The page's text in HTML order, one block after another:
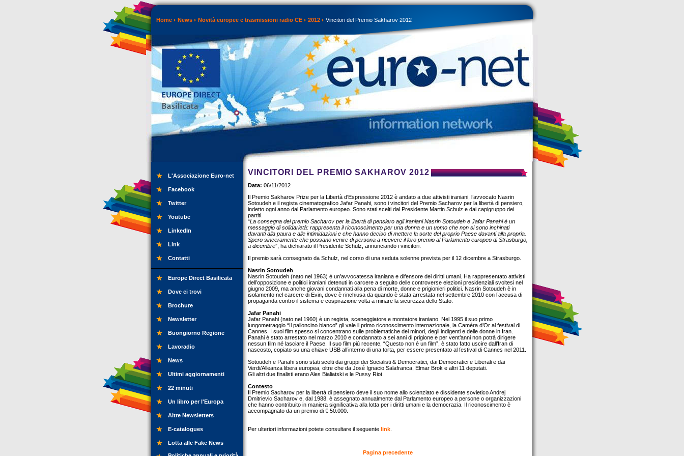
Home News Novità europee e trasmissioni radio CE 2012 Vincitori del Premio Sakharov 2012
L'Associazione Euro-net
Facebook
Twitter
Youtube
LinkedIn
Link
Contatti
Europe Direct Basilicata
Dove ci trovi
Brochure
Newsletter
Buongiorno Regione
Lavoradio
News
Ultimi aggiornamenti
22 minuti
Un libro per l'Europa
Altre Newsletters
E-catalogues
Lotta alle Fake News
VINCITORI DEL PREMIO SAKHAROV 2012
Data: 06/11/2012
Il Premio Sakharov Prize per la Libertà d'Espressione 2012 è andato a due attivisti iraniani, l’avvocato Nasrin
Sotoudeh e il regista cinematografico Jafar Panahi, sono i vincitori del Premio Sacharov per la libertà di pensiero,
indetto ogni anno dal Parlamento europeo. Sono stati scelti dal Presidente Martin Schulz e dai capigruppo dei
partiti.
“La consegna del premio Sacharov per la libertà di pensiero agli iraniani Nasrin Sotoudeh e Jafar Panahi è un
messaggio di solidarietà: rappresenta il riconoscimento per una donna e un uomo che non si sono inchinati
davanti alla paura e alle intimidazioni e che hanno deciso di mettere la sorte del proprio Paese davanti alla propria.
Spero sinceramente che possano venire di persona a ricevere il loro premio al Parlamento europeo di Strasburgo,
a dicembre”, ha dichiarato il Presidente Schulz, annunciando i vincitori.
Il premio sarà consegnato da Schulz, nel corso di una seduta solenne prevista per il 12 dicembre a Strasburgo.
Nasrin Sotoudeh
Nasrin Sotoudeh (nato nel 1963) è un’avvocatessa iraniana e difensore dei diritti umani. Ha rappresentato attivisti
dell’opposizione e politici iraniani detenuti in carcere a seguito delle controverse elezioni presidenziali svoltesi nel
giugno 2009, ma anche giovani condannati alla pena di morte, donne e prigionieri politici. Nasrin Sotoudeh è in
isolamento nel carcere di Evin, dove è rinchiusa da quando è stata arrestata nel settembre 2010 con l’accusa di
propaganda contro il sistema e cospirazione volta a minare la sicurezza dello Stato.
Jafar Panahi
Jafar Panahi (nato nel 1960) è un regista, sceneggiatore e montatore iraniano. Nel 1995 il suo primo
lungometraggio “Il palloncino bianco” gli vale il primo riconoscimento internazionale, la Caméra d’Or al festival di
Cannes. I suoi film spesso si concentrano sulle problematiche dei minori, degli indigenti e delle donne in Iran.
Panahi è stato arrestato nel marzo 2010 e condannato a sei anni di prigione e per vent’anni non potrà dirigere
nessun film né lasciare il Paese. Il suo film più recente, “Questo non è un film”, è stato fatto uscire dall’Iran di
nascosto, copiato su una chiave USB all’interno di una torta, per essere presentato al festival di Cannes nel 2011.
Sotoudeh e Panahi sono stati scelti dai gruppi dei Socialisti & Democratici, dai Democratici e Liberali e dai
Verdi/Alleanza libera europea, oltre che da José Ignacio Salafranca, Elmar Brok e altri 11 deputati.
Gli altri due finalisti erano Ales Bialiatski e le Pussy Riot.
Contesto
Il Premio Sacharov per la libertà di pensiero deve il suo nome allo scienziato e dissidente sovietico Andrej
Dmitrievic Sacharov e, dal 1988, è assegnato annualmente dal Parlamento europeo a persone o organizzazioni
che hanno contribuito in maniera significativa alla lotta per i diritti umani e la democrazia. Il riconoscimento è
accompagnato da un premio di € 50.000.
Per ulteriori informazioni potete consultare il seguente link
Pagina precedente